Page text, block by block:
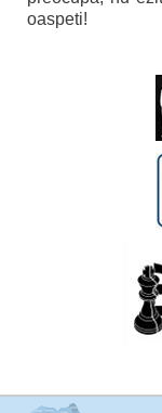
oaspeti!